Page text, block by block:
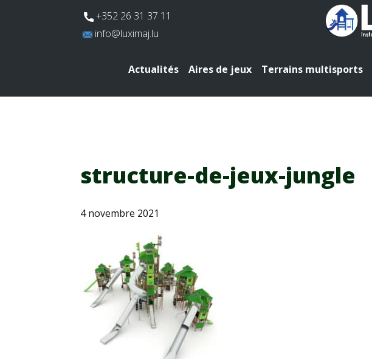
​+352 26 31 37 11
​info@luximaj.lu
Actualités Aires de jeux Terrains multisports
structure-de-jeux-jungle
4 novembre 2021